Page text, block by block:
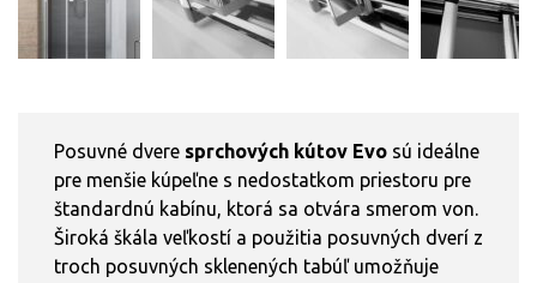
Posuvné dvere sprchových kútov Evo sú ideálne
pre menšie kúpeľne s nedostatkom priestoru pre
štandardnú kabínu, ktorá sa otvára smerom von.
Široká škála veľkostí a použitia posuvných dverí z
troch posuvných sklenených tabúľ umožňuje